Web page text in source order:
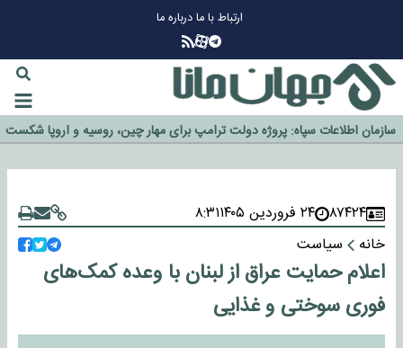
ارتباط با مادرباره ما
گزینه جدایی اوسمار روی میز مدیران پرسپولیس
آیا رئیس جمهور آمریکا قانون را دور می‌زند؟
اخراج رسمی چهره نامدار از پرسپولیس
سازمان اطلاعات سپاه: پروژه دولت ترامپ برای مهار چین، روسیه و اروپا شکست
خورد
۸۷۴۲۴ ۲۴ فروردین ۱۴۰۵
۸:۳۱
خانه
سیاست
اعلام حمایت عراق از لبنان با وعده کمک‌های
فوری سوختی و غذایی